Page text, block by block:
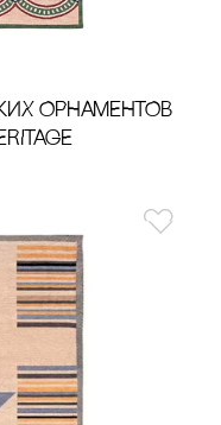
ОРНАМЕНТОВ